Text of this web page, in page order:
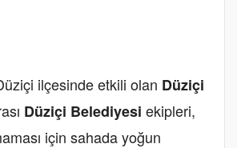
ilçesinde etkili olan Düziçi
Düziçi Belediyesi ekipleri,
için sahada yoğun